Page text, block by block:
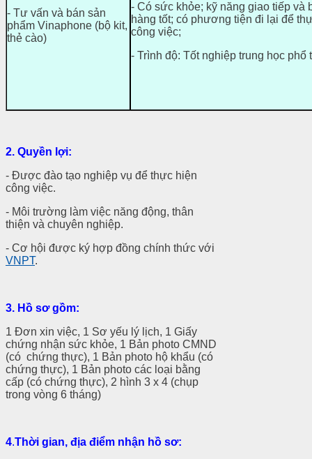
- Tư vấn và bán sản
phẩm Vinaphone (bộ kit,
thẻ cào)
- Có sức khỏe; kỹ năng giao tiếp
hàng tốt; có phương tiện đi lại để
công việc;
- Trình độ: Tốt nghiệp trung học phổ
2. Quyền lợi:
- Được đào tạo nghiệp vụ để thực hiện
công việc.
- Môi trường làm việc năng động, thân
thiện và chuyên nghiệp.
- Cơ hội được ký hợp đồng chính thức với
VNPT.
3. Hồ sơ gồm:
1 Đơn xin việc, 1 Sơ yếu lý lịch, 1 Giấy
chứng nhận sức khỏe, 1 Bản photo CMND
(có chứng thực), 1 Bản photo hộ khẩu (có
chứng thực), 1 Bản photo các loại bằng
cấp (có chứng thực), 2 hình 3 x 4 (chụp
trong vòng 6 tháng)
4.Thời gian, địa điểm nhận hồ sơ: